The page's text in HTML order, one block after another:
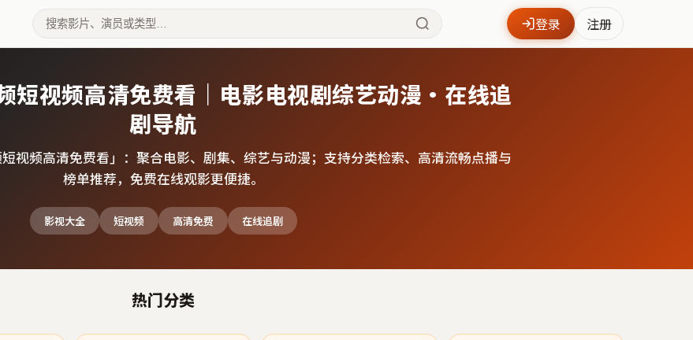
登录 注册
短视频高清免费看｜电影电视剧综艺动漫·在线追
剧导航
视频高清免费看 」：聚合电影、剧集、综艺与动漫；支持分类检索、高清流畅点播与
榜单推荐，免费在线观影更便捷。
影视大全 短视频 高清免费 在线追剧
热门分类